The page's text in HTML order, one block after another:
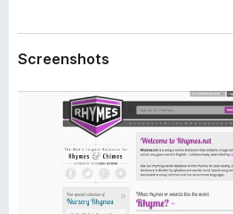
o
B
r
o
w
e
t
Screenshots